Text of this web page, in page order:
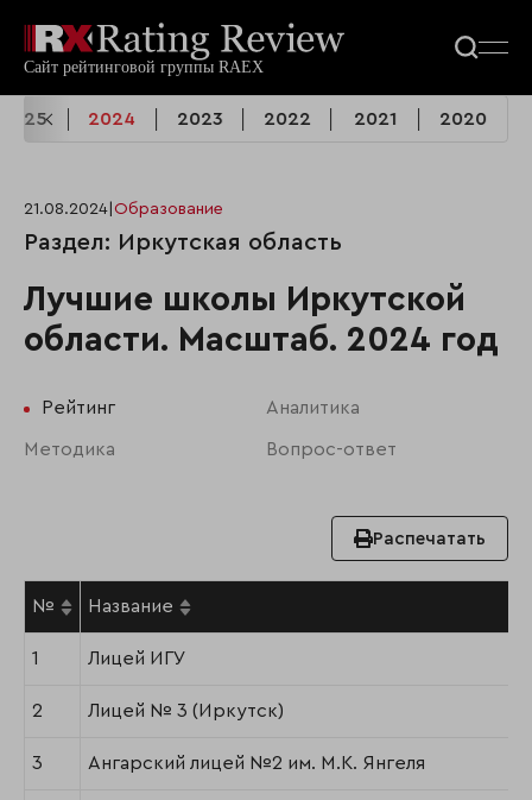
2025 2024 2023 2022 2021 2020
21.08.2024 Образование
Раздел: Иркутская область
Лучшие школы Иркутской
области. Масштаб. 2024 год
Рейтинг Аналитика
Методика Вопрос-ответ
Распечатать
№ Название
1 Лицей ИГУ
2 Лицей № 3 (Иркутск)
3 Ангарский лицей №2 им. М.К. Янгеля